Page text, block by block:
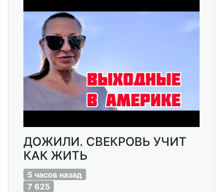
ДОЖИЛИ. СВЕКРОВЬ УЧИТ
КАК ЖИТЬ
5 часов назад
7 625